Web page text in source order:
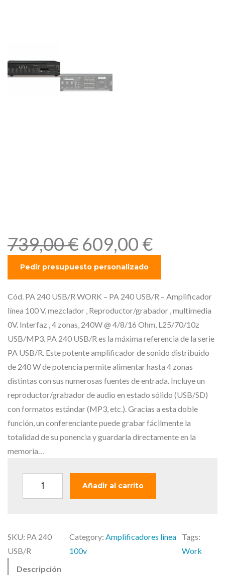
739,00€ E
l
p
r
e
c
i
o
o
r
i
g
i
n
a
e
r
a
3
9
609,00 €E
l
r
e
c
i
o
a
c
t
u
a
l
e
:
0
0
Cód. PA 240 USB/R WORK – PA 240 USB/R – Amplificador
línea 100 V. mezclador , Reproductor/grabador , multimedia
0V. Interfaz , 4 zonas, 240W @ 4/8/16 Ohm, L25/70/10z
USB/MP3. PA 240 USB/R es la máxima referencia de la serie
PA USB/R. Este potente amplificador de sonido distribuido
de 240 W de potencia permite alimentar hasta 4 zonas
distintas con sus numerosas fuentes de entrada. Incluye un
reproductor/grabador de audio en estado sólido (USB/SD)
con formatos estándar (MP3, etc.). Gracias a esta doble
función, un conferenciante puede grabar fácilmente la
totalidad de su ponencia y guardarla directamente en la
memoria…
–
P
A
Añadir al carrito
SKU: PA 240
USB/R
Category: Amplificadores linea
100v
Tags:
Work
Descripción